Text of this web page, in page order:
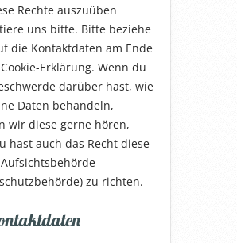
Rechte auszuüben
uns bitte. Bitte beziehe
die Kontaktdaten am Ende
Erklärung. Wenn du
darüber hast, wie
Daten behandeln,
wir diese gerne hören,
hast auch das Recht diese
zu richten.